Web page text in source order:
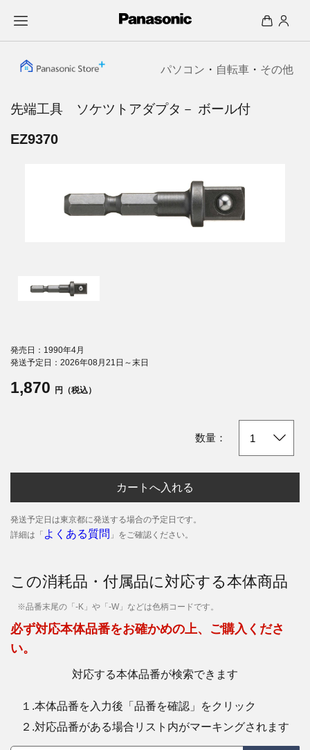
パソコン ・ 自転車 ・ その他
先端工具 ソケツトアダプタ－ ボール付
EZ9370
発売日：1990年4月
発送予定日：2026年08月21日～末日
1,870 円（税込）
数量：
カートへ入れる
発送予定日は東京都に発送する場合の予定日です。
詳細は「 よくある質問 」をご確認ください。
この消耗品・付属品に対応する本体商品
※品番末尾の「-K」や「-W」などは色柄コードです。
必ず対応本体品番をお確かめの上、ご購入くださ
い。
対応する本体品番が検索できます
１.本体品番を入力後「品番を確認」をクリック
２.対応品番がある場合リスト内がマーキングされます